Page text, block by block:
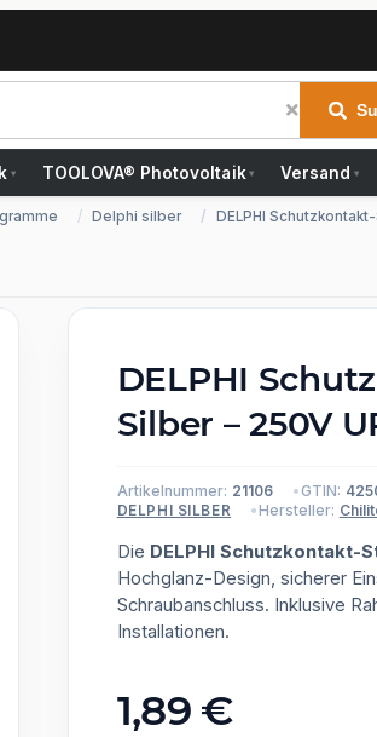
▾ TOOLOVA® Photovoltaik ▾ Versand ▾
Delphi silber DELPHI
DELPHI
Silber – 250V
Artikelnummer: 21106 GTIN:
DELPHI SILBER Hersteller:
Die DELPHI Schutzkontakt-
Hochglanz-Design, sicherer
Schraubanschluss. Inklusive
Installationen.
1,89 €